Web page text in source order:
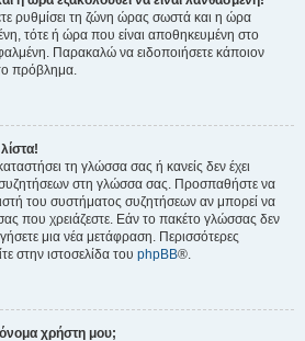
ρυθμίσει τη ζώνη ώρας σωστά και η ώρα
τότε ή ώρα που είναι αποθηκευμένη στο
Παρακαλώ να ειδοποιήσετε κάποιον
πρόβλημα.
τη γλώσσα σας ή κανείς δεν έχει
στη γλώσσα σας. Προσπαθήστε να
του συστήματος συζητήσεων αν μπορεί να
που χρειάζεστε. Εάν το πακέτο γλώσσας δεν
μια νέα μετάφραση. Περισσότερες
στην ιστοσελίδα του phpBB®.
όνομα χρήστη μου;